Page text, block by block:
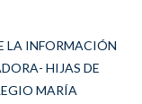
LA INFORMACIÓN
HIJAS DE
MARÍA